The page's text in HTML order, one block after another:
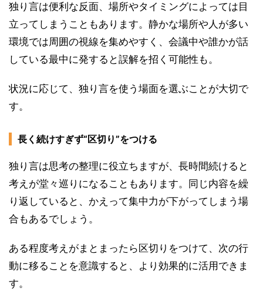
独り言は便利な反面、場所やタイミングによっては目
立ってしまうこともあります。静かな場所や人が多い
環境では周囲の視線を集めやすく、会議中や誰かが話
している最中に発すると誤解を招く可能性も。
状況に応じて、独り言を使う場面を選ぶことが大切で
す。
長く続けすぎず“区切り”をつける
独り言は思考の整理に役立ちますが、長時間続けると
考えが堂々巡りになることもあります。同じ内容を繰
り返していると、かえって集中力が下がってしまう場
合もあるでしょう。
ある程度考えがまとまったら区切りをつけて、次の行
動に移ることを意識すると、より効果的に活用できま
す。